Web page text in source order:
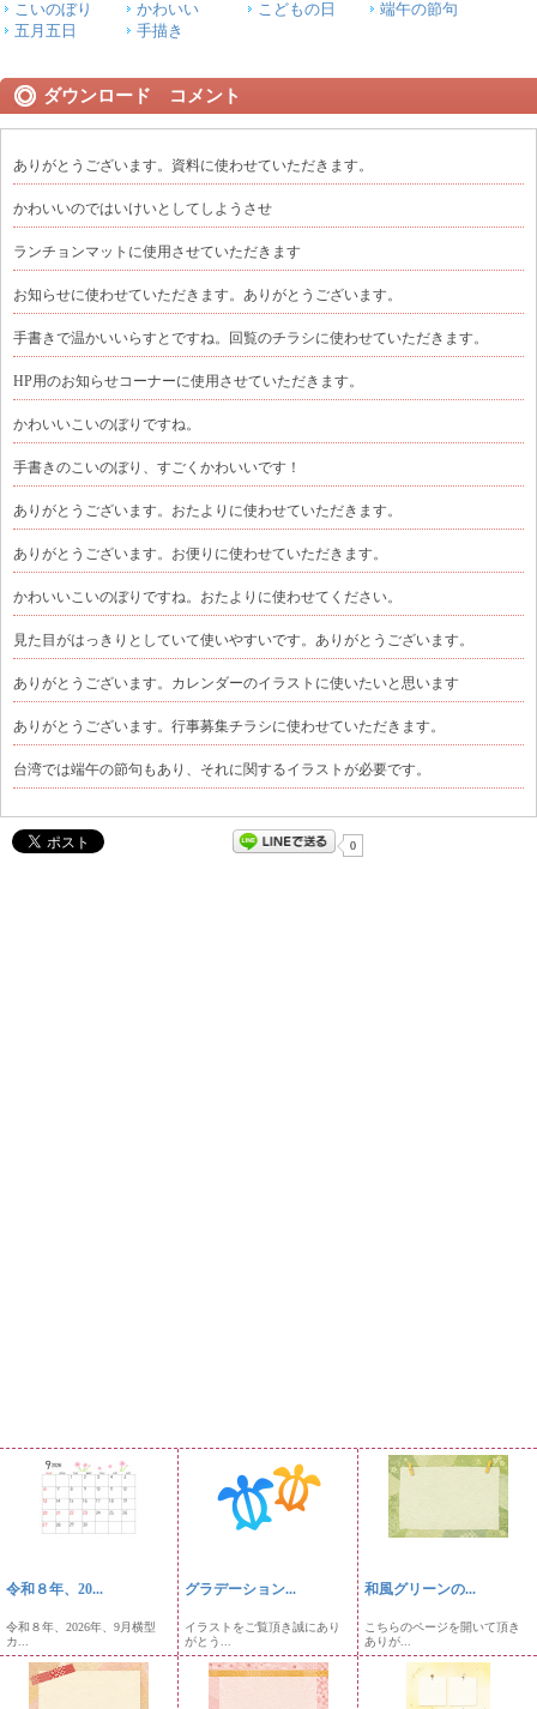
こいのぼり かわいい こどもの日
端午の節句
五月五日
手描き
ダウンロード コメント
ありがとうございます。資料に使わせていただきます。
かわいいのではいけいとしてしようさせ
ランチョンマットに使用させていただきます
お知らせに使わせていただきます。ありがとうございます。
手書きで温かいいらすとですね。回覧のチラシに使わせていただきます。
HP用のお知らせコーナーに使用させていただきます。
かわいいこいのぼりですね。
手書きのこいのぼり、すごくかわいいです！
ありがとうございます。おたよりに使わせていただきます。
ありがとうございます。お便りに使わせていただきます。
かわいいこいのぼりですね。おたよりに使わせてください。
見た目がはっきりとしていて使いやすいです。ありがとうございます。
ありがとうございます。カレンダーのイラストに使いたいと思います
ありがとうございます。行事募集チラシに使わせていただきます。
台湾では端午の節句もあり、それに関するイラストが必要です。
0
令和８年、20...
令和８年、2026年、9月横型
カ...
グラデーション...
イラストをご覧頂き誠にあり
がとう...
和風グリーンの...
こちらのページを開いて頂き
ありが...